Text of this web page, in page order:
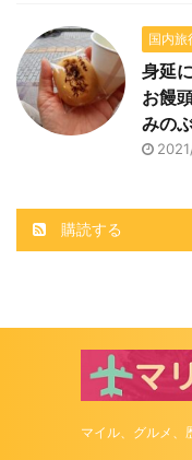
国内旅
身延
お饅
みの
購読する
マイル、グルメ、